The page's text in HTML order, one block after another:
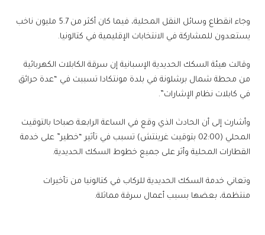
وجاء انقطاع وسائل النقل المحلية، فيما كان أكثر من 5.7 مليون ناخب
يستعدون للمشاركة في الانتخابات الإقليمية في كتالونيا.
وقالت هيئة السكك الحديدية الإسبانية إن سرقة الكابلات الكهربائية
من محطة شمال برشلونة في بلدة مونتكادا تسببت في “عدة حرائق
في كابلات نظام الإشارات”.
وأشارت إلى أن الحادث الذي وقع في الساعة الرابعة صباحا بالتوقيت
المحلي (02:00 بتوقيت غرينتش) تسبب في تأثير “خطير” على خدمة
القطارات المحلية وأثر على جميع خطوط السكك الحديدية.
وتعاني خدمة السكك الحديدية للركاب في كتالونيا من تأخيرات
منتظمة، بعضها بسبب أعمال سرقة مماثلة.